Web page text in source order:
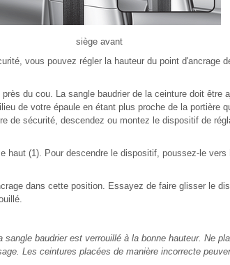
siège avant
vous pouvez régler la hauteur du point d'ancrage
du cou. La sangle baudrier de la ceinture doit être
de votre épaule en étant plus proche de la portière
de sécurité, descendez ou montez le dispositif de
haut (1). Pour descendre le dispositif, poussez-le
dans cette position. Essayez de faire glisser le
sangle baudrier est verrouillé à la bonne hauteur. Ne
Les ceintures placées de manière incorrecte